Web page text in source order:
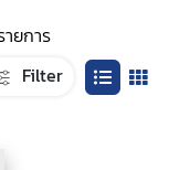
ยการ
Filter